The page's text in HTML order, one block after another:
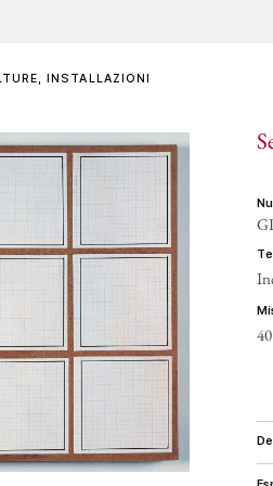
ARCHIVIAZIONE E
AUTENTICHE
INSTALLAZIONI